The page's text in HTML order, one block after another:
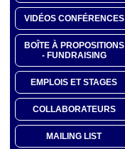
VIDÉOS CONFÉRENCES
BOÎTE À PROPOSITIONS
- FUNDRAISING
EMPLOIS ET STAGES
COLLABORATEURS
MAILING LIST